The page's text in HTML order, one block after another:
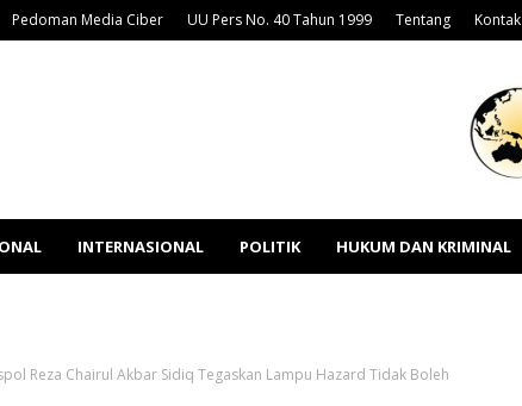
Pedoman Media Ciber UU Pers No. 40 Tahun 1999 Tentang Kontak
INTERNASIONAL POLITIK HUKUM DAN KRIMINAL
Reza Chairul Akbar Sidiq Tegaskan Lampu Hazard Tidak Boleh